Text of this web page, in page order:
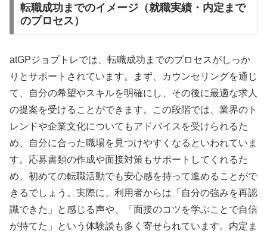
転職成功までのイメージ（就職実績・内定まで
のプロセス）
atGPジョブトレでは、転職成功までのプロセスがしっか
りとサポートされています。まず、カウンセリングを通じ
て、自分の希望やスキルを明確にし、その後に最適な求人
の提案を受けることができます。この段階では、業界のト
レンドや企業文化についてもアドバイスを受けられるた
め、自分に合った職場を見つけやすくなるといわれていま
す。応募書類の作成や面接対策もサポートしてくれるた
め、初めての転職活動でも安心感を持って進めることがで
きるでしょう。実際に、利用者からは「自分の強みを再認
識できた」と感じる声や、「面接のコツを学ぶことで自信
が持てた」という体験談も多く寄せられています。内定ま